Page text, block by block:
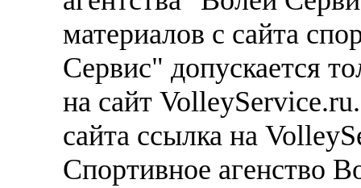
материалов с сайта
Сервис" допускается
на сайт
сайта ссылка на
Спортивное агенство